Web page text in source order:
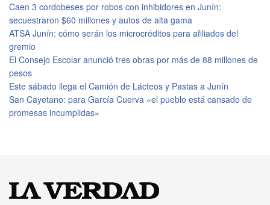
Caen 3 cordobeses por robos con inhibidores en Junín:
secuestraron $60 millones y autos de alta gama
ATSA Junín: cómo serán los microcréditos para afiliados del
gremio
El Consejo Escolar anunció tres obras por más de 88 millones de
pesos
Este sábado llega el Camión de Lácteos y Pastas a Junín
San Cayetano: para García Cuerva «el pueblo está cansado de
promesas incumplidas»